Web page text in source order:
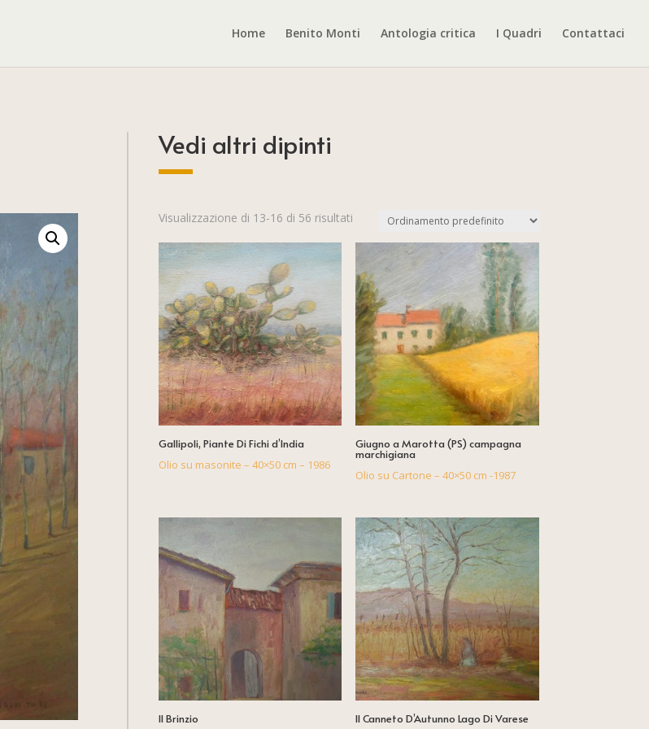
Home Benito Monti Antologia critica I Quadri Contattaci
Vedi altri dipinti
Visualizzazione di 13-16 di 56 risultati
Gallipoli, Piante Di Fichi d’India
Olio su masonite – 40×50 cm – 1986
Giugno a Marotta (PS) campagna
marchigiana
Olio su Cartone – 40×50 cm -1987
Il Brinzio Il Canneto D’Autunno Lago Di Varese